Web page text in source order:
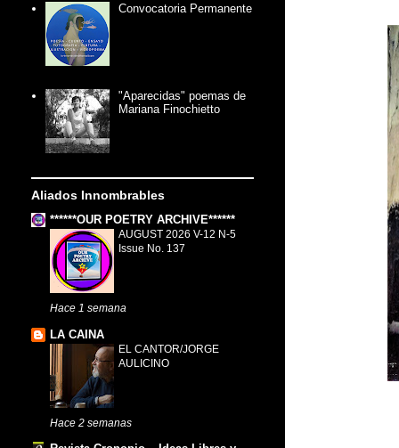
Convocatoria Permanente
"Aparecidas" poemas de
Mariana Finochietto
Aliados Innombrables
******OUR POETRY ARCHIVE******
AUGUST 2026 V-12 N-5
Issue No. 137
Hace 1 semana
LA CAINA
EL CANTOR/JORGE
AULICINO
Hace 2 semanas